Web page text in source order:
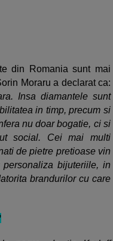
din Romania sunt mai
Moraru a declarat ca:
Insa diamantele sunt
in timp, precum si
nu doar bogatie, ci si
social. Cei mai multi
de pietre pretioase vin
bijuteriile, in
brandurilor cu care